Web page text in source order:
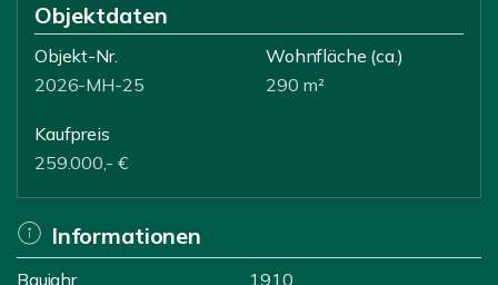
Objektdaten
Objekt-Nr.
2026-MH-25
Wohnfläche (ca.)
290 m²
Kaufpreis
259.000,- €
Informationen
Baujahr 1910